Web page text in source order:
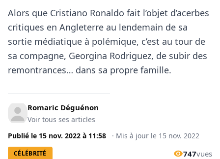
Alors que Cristiano Ronaldo fait l’objet d’acerbes
critiques en Angleterre au lendemain de sa
sortie médiatique à polémique, c’est au tour de
sa compagne, Georgina Rodriguez, de subir des
remontrances… dans sa propre famille.
Romaric Déguénon
Voir tous ses articles
Publié le 15 nov. 2022 à 11:58 · Mis à jour le 15 nov. 2022
CÉLÉBRITÉ 747vues